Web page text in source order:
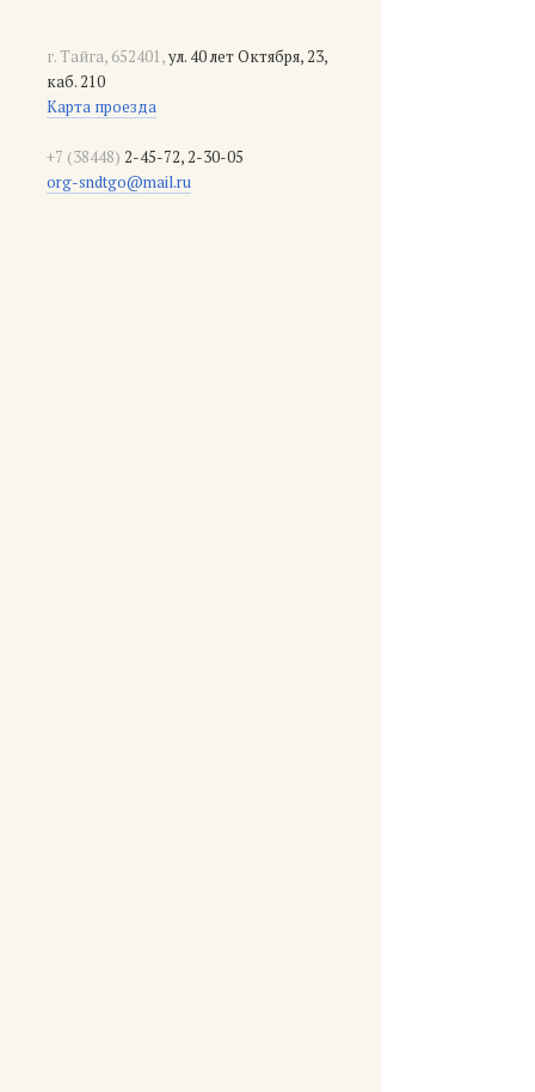
г. Тайга, 652401,ул. 40 лет Октября, 23,
каб. 210
Карта проезда
+7 (38448) 2-45-72, 2-30-05
org-sndtgo@mail.ru